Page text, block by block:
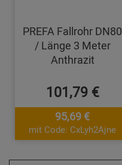
PREFA Fallrohr DN80
/ Länge 3 Meter
Anthrazit
101,79 €
95,69 €
mit Code: CxLyh2Ajne